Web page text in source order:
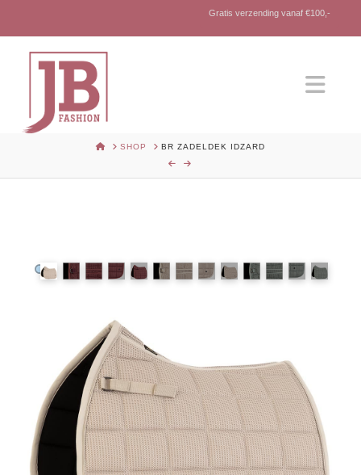
Gratis verzending vanaf €100,-
HOMESHOP BR ZADELDEK IDZARD